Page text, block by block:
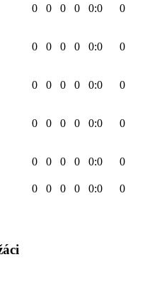
0 0 0 0 0:0 0
0 0 0 0 0:0 0
0 0 0 0 0:0 0
0 0 0 0 0:0 0
0 0 0 0 0:0 0
0 0 0 0 0:0 0